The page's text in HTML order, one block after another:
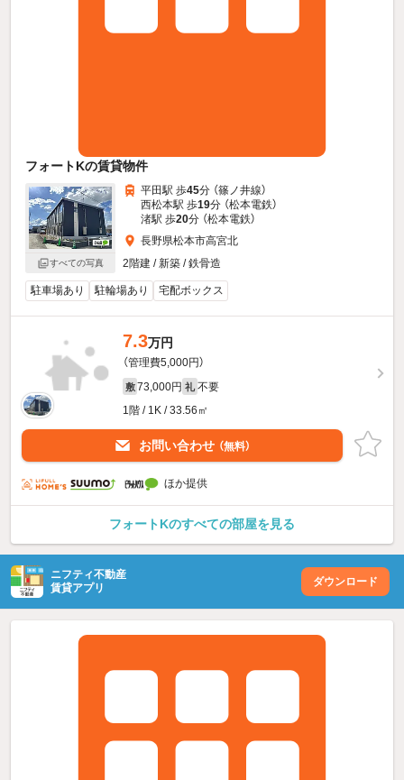
フォートKの賃貸物件
すべての写真
平田駅 歩45分 （篠ノ井線）
西松本駅 歩19分 （松本電鉄）
渚駅 歩20分 （松本電鉄）
長野県松本市高宮北
2階建 / 新築 / 鉄骨造
駐車場あり 駐輪場あり 宅配ボックス
7.3万円
（管理費5,000円）
敷 73,000円 礼 不要
1階 / 1K / 33.56㎡
お問い合わせ （無料）
ほか提供
フォートKのすべての部屋を見る
ニフティ不動産
賃貸アプリ
ダウンロード